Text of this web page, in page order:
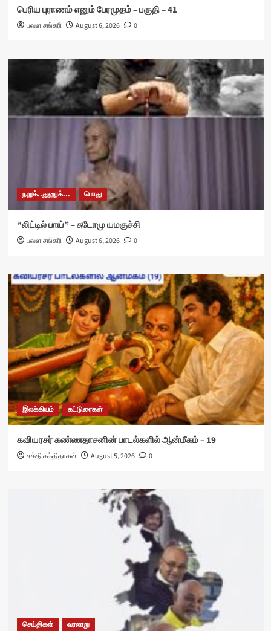
பெரிய புராணம் எனும் பேரமுதம் – பகுதி – 41
பவள சங்கரி August 6, 2026 0
நறுக்..துணுக்... பொது
“லிட்டில் பாய்” – சுடோமு யமகுச்சி
பவள சங்கரி August 6, 2026 0
இலக்கியம் கட்டுரைகள்
கவியரசர் கண்ணதாசனின் பாடல்களில் ஆன்மீகம் – 19
சக்தி சக்திதாசன் August 5, 2026 0
செய்திகள் வரலாறு